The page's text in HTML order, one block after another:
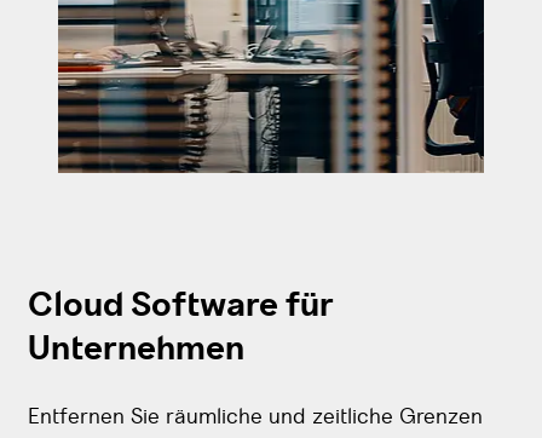
Cloud Software für
Unternehmen
Entfernen Sie räumliche und zeitliche Grenzen